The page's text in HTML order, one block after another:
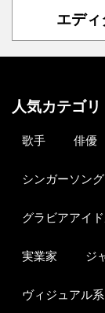
エディ
人気カテゴリ
歌手 俳優
シンガーソン
グラビアアイ
実業家 ジ
ヴィジュアル